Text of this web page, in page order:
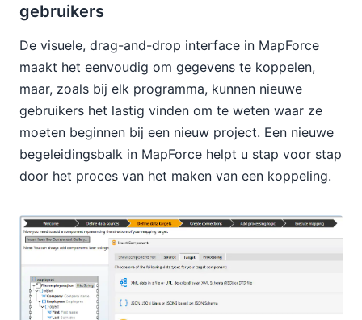
gebruikers
De visuele, drag-and-drop interface in MapForce
maakt het eenvoudig om gegevens te koppelen,
maar, zoals bij elk programma, kunnen nieuwe
gebruikers het lastig vinden om te weten waar ze
moeten beginnen bij een nieuw project. Een nieuwe
begeleidingsbalk in MapForce helpt u stap voor stap
door het proces van het maken van een koppeling.